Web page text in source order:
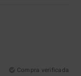
Compra verificada